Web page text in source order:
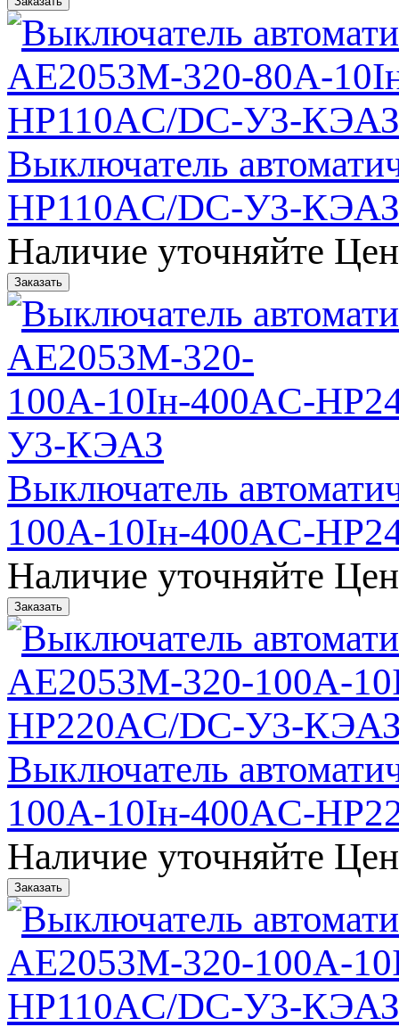
Выключатель
НР110AC/DC-У3-КЭАЗ
Наличие уточняйте
Выключатель
100А-10Iн-400AC-
Наличие уточняйте
Выключатель
100А-10Iн-400AC-
Наличие уточняйте